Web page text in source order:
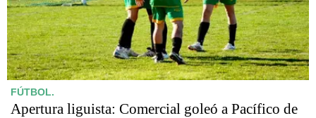
FÚTBOL.
Apertura liguista: Comercial goleó a Pacífico de